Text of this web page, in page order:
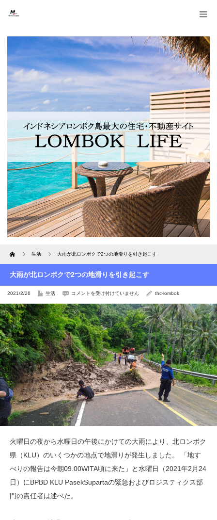
Home 生活 大雨が北ロンボクで2つの地滑りを引き起こす
大雨が北ロンボクで2つの地滑りを引き起こす
2021/2/26 生活
大
北
ロ
ン
ボ
ク
で
2
つ
の
地
滑
り
を
引
き
起
こ
す
は
コメントを受け付けていません thc-lombok
火曜日の夜から水曜日の午後にかけての大雨により、北ロンボク
県（KLU）のいくつかの地点で地滑りが発生しました。 「地す
べりの報告は今朝09.00WITA頃に来た」と水曜日（2021年2月24
日）にBPBD KLU PasekSupartaの緊急およびロジスティクス部
門の責任者は述べた。